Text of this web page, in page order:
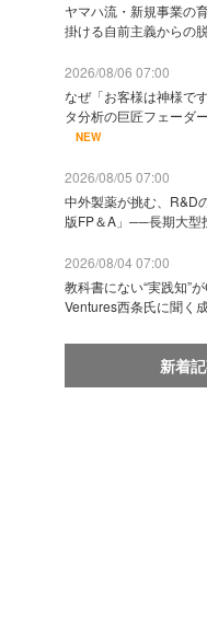
ヤマハ流・新規事業の
掛ける自前主義からの
2026/08/06 07:00
なぜ「お客様は神様で
タ分析の巨匠フェーダ
NEW
2026/08/05 07:00
中外製薬が挑む、R&D
版FP＆A」──長期大型
2026/08/04 07:00
教科書にない“実践知”
Ventures西条氏に聞く
新着